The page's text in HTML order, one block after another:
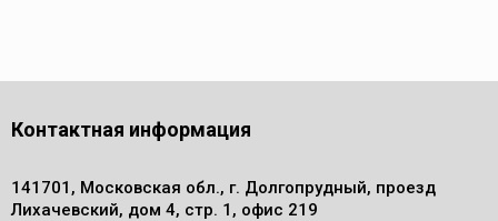
Контактная информация
141701, Московская обл., г. Долгопрудный, проезд
Лихачевский, дом 4, стр. 1, офис 219